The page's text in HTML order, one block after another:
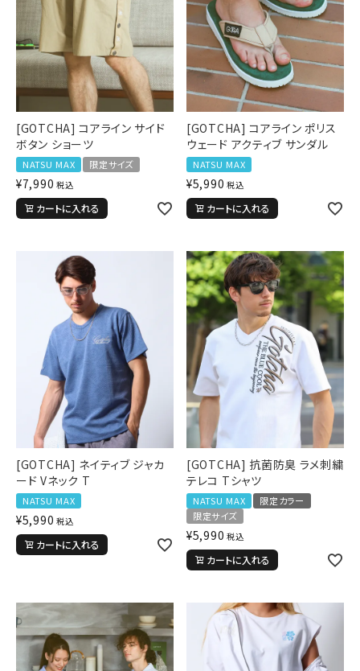
[GOTCHA] コアライン サイド
ボタン ショーツ
NATSU MAX 限定サイズ
¥7,990 税込
カートに入れる
[GOTCHA] コアライン ポリス
ウェード アクティブ サンダル
NATSU MAX
¥5,990 税込
カートに入れる
[GOTCHA] ネイティブ ジャカ
ード Vネック T
NATSU MAX
¥5,990 税込
カートに入れる
[GOTCHA] 抗菌防臭 ラメ刺繍
テレコ Tシャツ
NATSU MAX
限定カラー
限定サイズ
¥5,990 税込
カートに入れる